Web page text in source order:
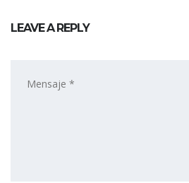
LEAVE A REPLY